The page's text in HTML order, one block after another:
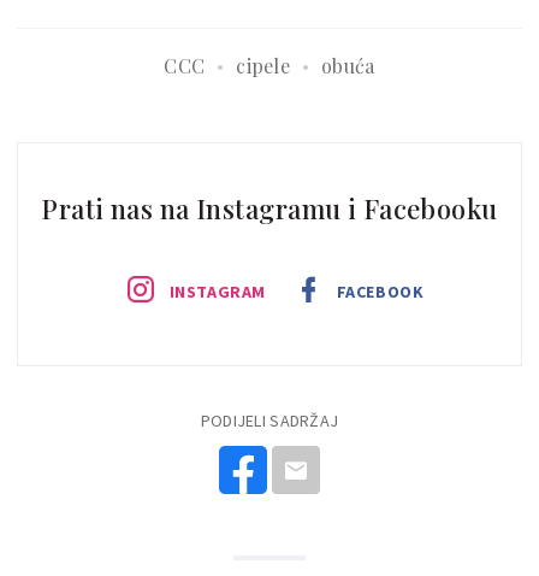
CCC cipele obuća
Prati nas na Instagramu i Facebooku
INSTAGRAM FACEBOOK
PODIJELI SADRŽAJ